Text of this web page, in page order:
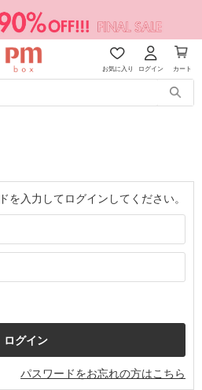
お気に入り ログイン カート
を入力してログインしてください。
パスワードをお忘れの方はこちら